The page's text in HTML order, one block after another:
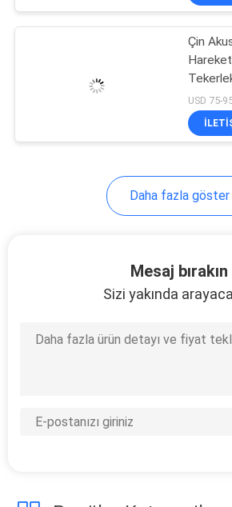
Çin
Dans
Maliyet
Daha fazla göster
Mesaj bırakın
Sizi yakında